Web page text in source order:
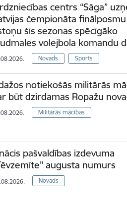
centrs “Sāga”
čempionāta
šīs sezonas spēcīgāko
volejbola komandu
Novads Sports
notiekošās militārās
būt dzirdamas Ropažu
Militārās mācības
pašvaldības izdevuma
augusta numurs
Novads